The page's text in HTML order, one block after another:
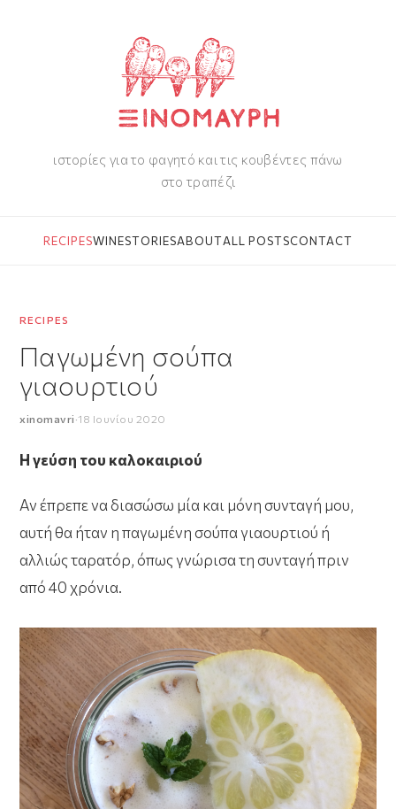
ιστορίες για το φαγητό και τις κουβέντες πάνω
στο τραπέζι
RECIPESWINESTORIESABOUTALL POSTSCONTACT
RECIPES
Παγωμένη σούπα
γιαουρτιού
xinomavri·18 Ιουνίου 2020
Η γεύση του καλοκαιριού
Αν έπρεπε να διασώσω μία και μόνη συνταγή μου,
αυτή θα ήταν η παγωμένη σούπα γιαουρτιού ή
αλλιώς ταρατόρ, όπως γνώρισα τη συνταγή πριν
από 40 χρόνια.